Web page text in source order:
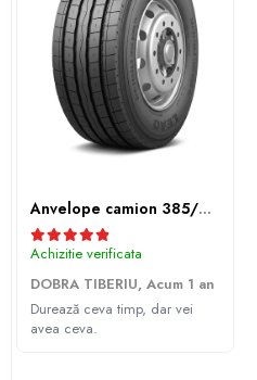
Anvelope camion 385/65R22.5 164K LEAO KTS300 24PR TL
Achizitie verificata
DOBRA TIBERIU, Acum 1 an
Durează ceva timp, dar vei
avea ceva.